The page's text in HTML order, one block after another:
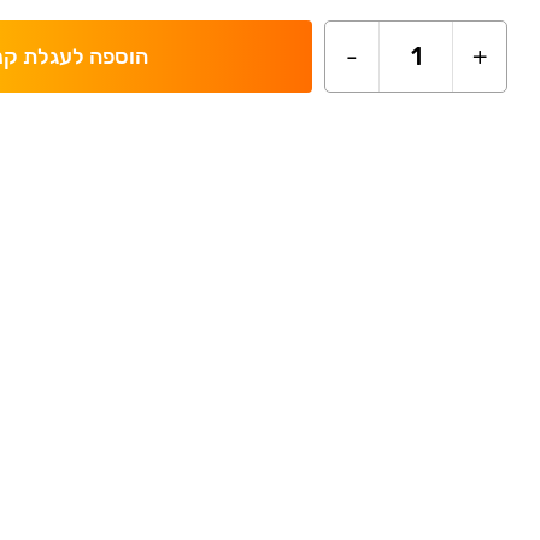
+
1
- הוספה לעגלת